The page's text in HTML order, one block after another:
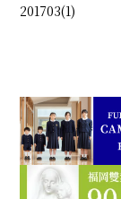
201703(1)